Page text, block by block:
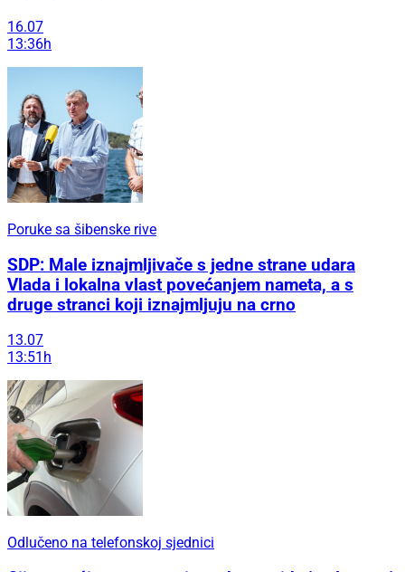
16.07
13:36h
Poruke sa šibenske rive
SDP: Male iznajmljivače s jedne strane udara
Vlada i lokalna vlast povećanjem nameta, a s
druge stranci koji iznajmljuju na crno
13.07
13:51h
Odlučeno na telefonskoj sjednici